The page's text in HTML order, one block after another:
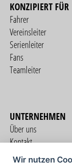
KONZIPIERT FÜR
Fahrer
Vereinsleiter
Serienleiter
Fans
Teamleiter
UNTERNEHMEN
Über uns
Kontakt
Wir nutzen